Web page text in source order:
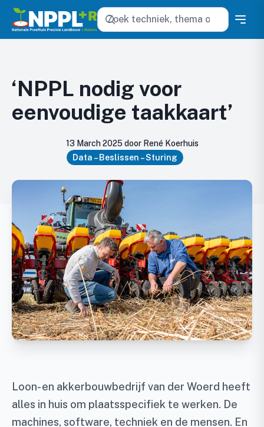
Zoeken
‘NPPL nodig voor
eenvoudige taakkaart’
13 March 2025 door René Koerhuis
Data – Beslissen – Sturing
Loon- en akkerbouwbedrijf van der Woerd heeft
alles in huis om plaatsspecifiek te werken. De
machines, software, techniek en de mensen. En